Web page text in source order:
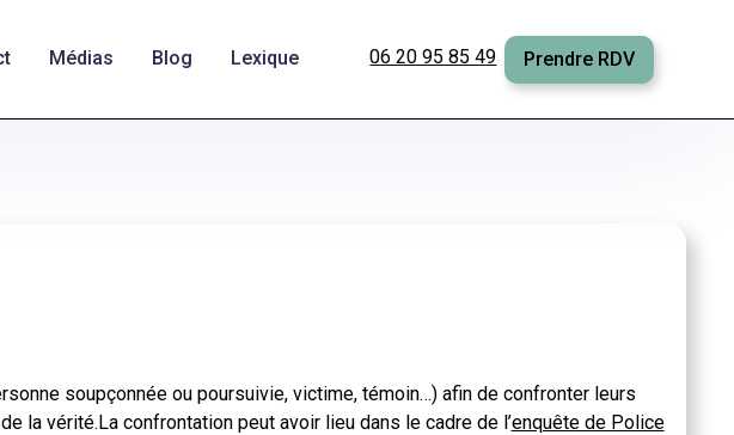
Médias Blog Lexique 06 20 95 85 49 Prendre RDV
soupçonnée ou poursuivie, victime, témoin…) afin de confronter leurs
la vérité.La confrontation peut avoir lieu dans le cadre de l’enquête de Police